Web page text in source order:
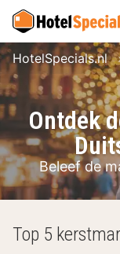
Ontdek
Beleef de
HotelSpecials.nl
Top 5